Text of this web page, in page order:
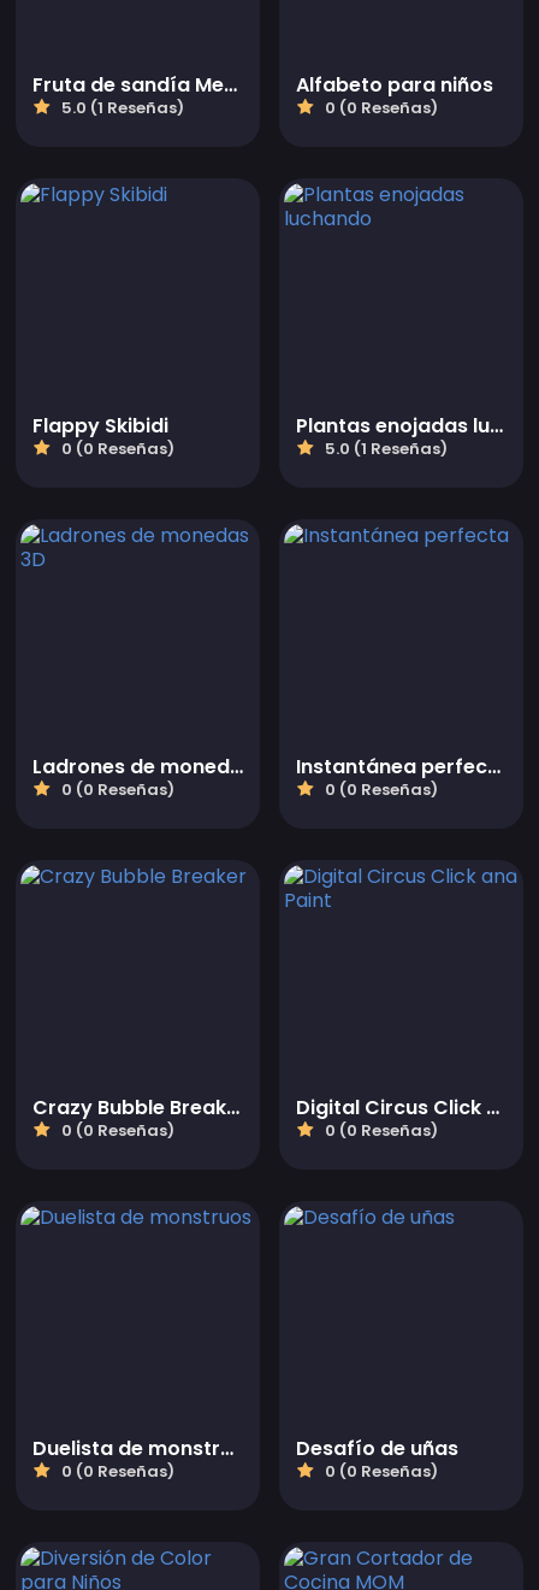
Fruta de sandía Merge
5.0 (1 Reseñas)
Alfabeto para niños
0 (0 Reseñas)
Flappy Skibidi
0 (0 Reseñas)
Plantas enojadas luchando
5.0 (1 Reseñas)
Ladrones de monedas 3D
0 (0 Reseñas)
Instantánea perfecta
0 (0 Reseñas)
Crazy Bubble Breaker
0 (0 Reseñas)
Digital Circus Click and Paint
0 (0 Reseñas)
Duelista de monstruos
0 (0 Reseñas)
Desafío de uñas
0 (0 Reseñas)